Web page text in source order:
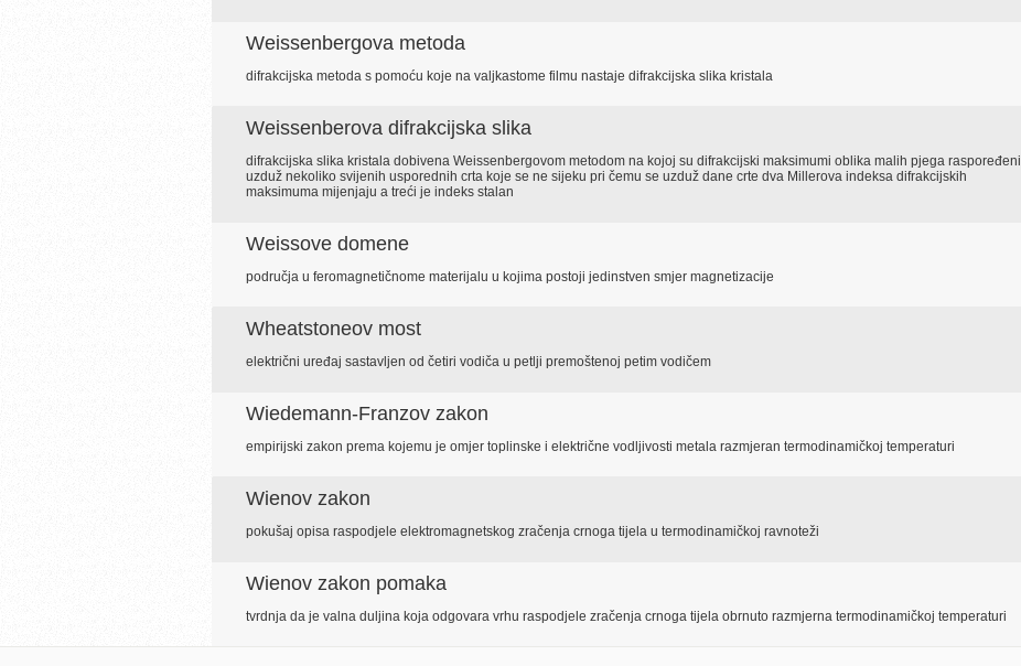
Weissenbergova metoda
difrakcijska metoda s pomoću koje na valjkastome filmu nastaje difrakcijska slika kristala
Weissenberova difrakcijska slika
difrakcijska slika kristala dobivena Weissenbergovom metodom na kojoj su difrakcijski maksimumi oblika malih pjega raspoređeni
uzduž nekoliko svijenih usporednih crta koje se ne sijeku pri čemu se uzduž dane crte dva Millerova indeksa difrakcijskih
maksimuma mijenjaju a treći je indeks stalan
Weissove domene
područja u feromagnetičnome materijalu u kojima postoji jedinstven smjer magnetizacije
Wheatstoneov most
električni uređaj sastavljen od četiri vodiča u petlji premoštenoj petim vodičem
Wiedemann-Franzov zakon
empirijski zakon prema kojemu je omjer toplinske i električne vodljivosti metala razmjeran termodinamičkoj temperaturi
Wienov zakon
pokušaj opisa raspodjele elektromagnetskog zračenja crnoga tijela u termodinamičkoj ravnoteži
Wienov zakon pomaka
tvrdnja da je valna duljina koja odgovara vrhu raspodjele zračenja crnoga tijela obrnuto razmjerna termodinamičkoj temperaturi